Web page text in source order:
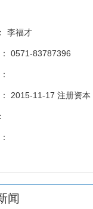
李福才
0571-83787396
2015-11-17 注册资
闻